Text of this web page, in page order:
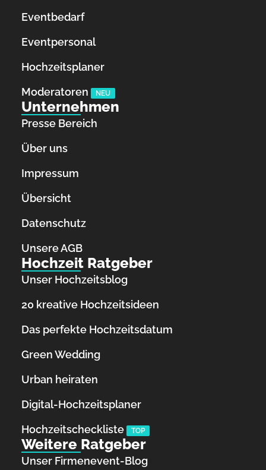
Eventbedarf
Eventpersonal
Hochzeitsplaner
Moderatoren
NEU
Unternehmen
Presse Bereich
Über uns
Impressum
Übersicht
Datenschutz
Unsere AGB
Hochzeit Ratgeber
Unser Hochzeitsblog
20 kreative Hochzeitsideen
Das perfekte Hochzeitsdatum
Green Wedding
Urban heiraten
Digital-Hochzeitsplaner
Hochzeits­checkliste
TOP
Weitere Ratgeber
Unser Firmenevent-Blog